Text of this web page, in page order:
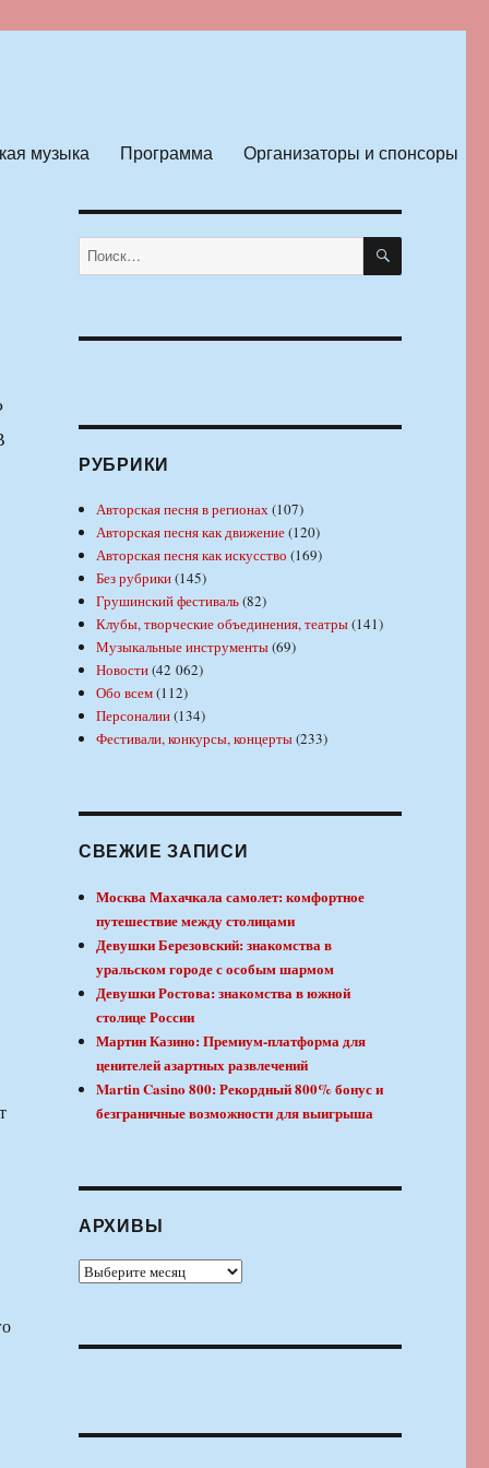
музыка Программа Организаторы и спонсоры
Искать: ПОИСК
РУБРИКИ
Авторская песня в регионах(107)
Авторская песня как движение(120)
Авторская песня как искусство (169)
Без рубрики(145)
Грушинский фестиваль(82)
Клубы, творческие объединения, театры(141)
Музыкальные инструменты(69)
Новости(42 062)
Обо всем(112)
Персоналии(134)
Фестивали, конкурсы, концерты(233)
СВЕЖИЕ ЗАПИСИ
Москва Махачкала самолет: комфортное
путешествие между столицами
Девушки Березовский: знакомства в
уральском городе с особым шармом
Девушки Ростова: знакомства в южной
столице России
Мартин Казино: Премиум-платформа для
ценителей азартных развлечений
Martin Casino 800: Рекордный 800% бонус и
безграничные возможности для выигрыша
АРХИВЫ
Архивы